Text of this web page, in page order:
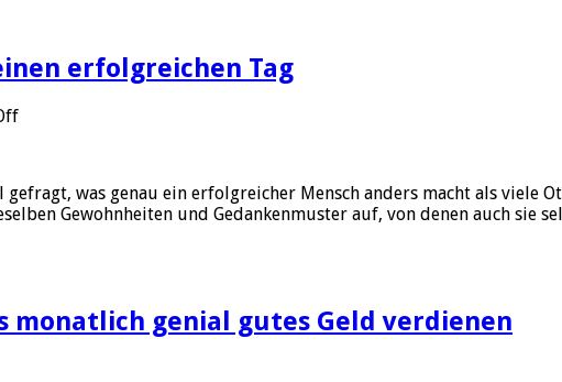
erfolgreichen Tag
on
einen
erfolgreichen
gefragt, was genau ein erfolgreicher Mensch anders macht als
Gewohnheiten und Gedankenmuster auf, von denen auch sie
monatlich genial gutes Geld verdienen